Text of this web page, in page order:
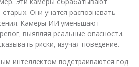
Они учатся распознавать
Камеры ИИ уменьшают
выявляя реальные опасности.
риски, изучая поведение.
интеллектом подстраиваются под